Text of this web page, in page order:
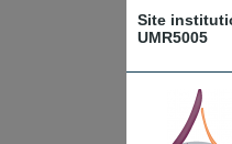
Site
UMR5005